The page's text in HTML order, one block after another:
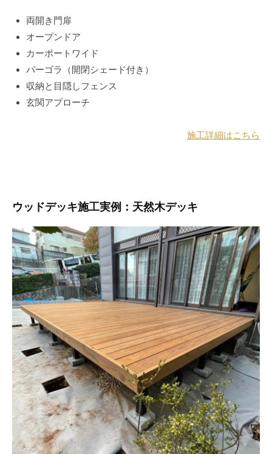
両開き門扉
オープンドア
カーポートワイド
パーゴラ（開閉シェード付き）
収納と目隠しフェンス
玄関アプローチ
施工詳細はこちら
ウッドデッキ施工実例：天然木デッキ